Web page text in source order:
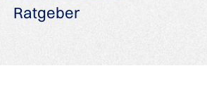
Ratgeber